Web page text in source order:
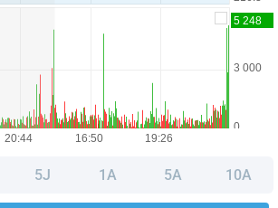
5J 1A 5A 10A